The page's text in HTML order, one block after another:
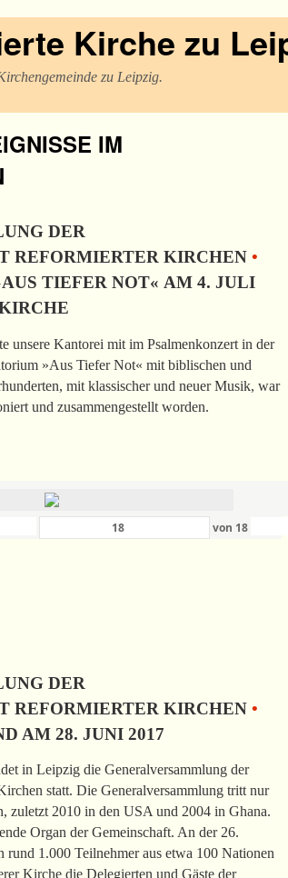
Kirche zu
zu Leipzig.
IM
DER
REFORMIERTER KIRCHEN •
TIEFER NOT« AM 4. JULI
unsere Kantorei mit im Psalmenkonzert in der
»Aus Tiefer Not« mit biblischen und
mit klassischer und neuer Musik, war
und zusammengestellt worden.
von 18
DER
REFORMIERTER KIRCHEN •
AM 28. JUNI 2017
in Leipzig die Generalversammlung der
statt. Die Generalversammlung tritt nur
zuletzt 2010 in den USA und 2004 in Ghana.
Organ der Gemeinschaft. An der 26.
1.000 Teilnehmer aus etwa 100 Nationen
Kirche die Delegierten und Gäste der